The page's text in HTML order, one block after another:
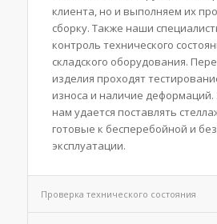
клиента, но и выполняем их
сборку. Также наши
контроль технического
складского оборудования.
изделия проходят
износа и наличие деформаций.
нам удается поставлять
готовые к бесперебойной и
эксплуатации.
Проверка технического состояния